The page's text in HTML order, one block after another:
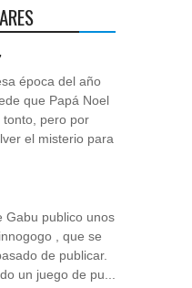
época del año
que Papá Noel
tonto, pero por
el misterio para
Gabu publico unos
, que se
de publicar.
un juego de pu...